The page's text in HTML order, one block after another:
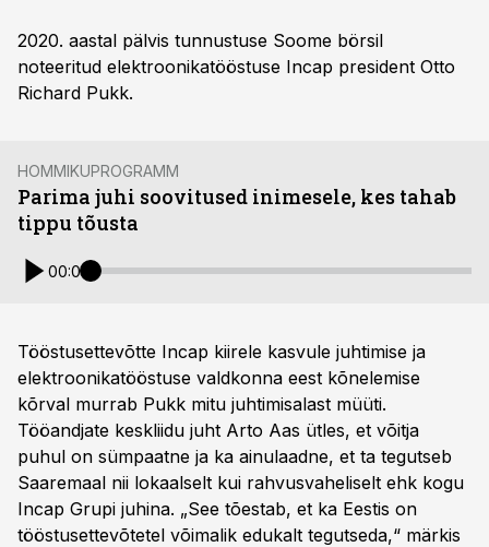
2020. aastal pälvis tunnustuse Soome börsil
noteeritud elektroonikatööstuse Incap president Otto
Richard Pukk.
HOMMIKUPROGRAMM
Parima juhi soovitused inimesele, kes tahab
tippu tõusta
00:00
Tööstusettevõtte Incap kiirele kasvule juhtimise ja
elektroonikatööstuse valdkonna eest kõnelemise
kõrval murrab Pukk mitu juhtimisalast müüti.
Tööandjate keskliidu juht Arto Aas ütles, et võitja
puhul on sümpaatne ja ka ainulaadne, et ta tegutseb
Saaremaal nii lokaalselt kui rahvusvaheliselt ehk kogu
Incap Grupi juhina. „See tõestab, et ka Eestis on
tööstusettevõtetel võimalik edukalt tegutseda,“ märkis